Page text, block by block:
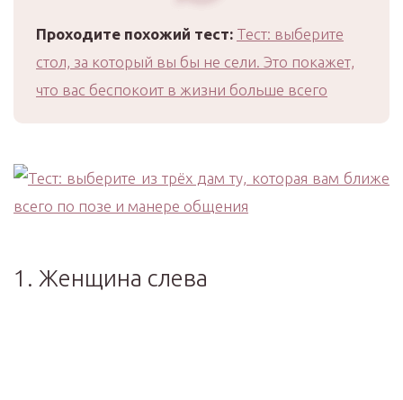
Проходите похожий тест: Тест: выберите
стол, за который вы бы не сели. Это покажет,
что вас беспокоит в жизни больше всего
1. Женщина слева